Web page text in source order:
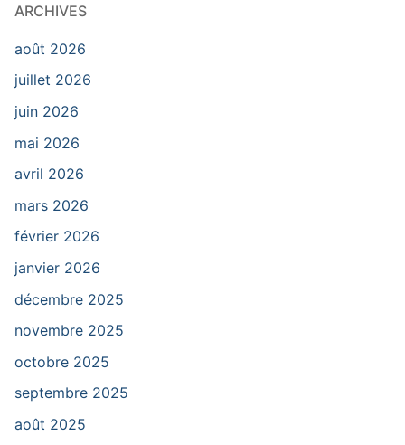
ARCHIVES
août 2026
juillet 2026
juin 2026
mai 2026
avril 2026
mars 2026
février 2026
janvier 2026
décembre 2025
novembre 2025
octobre 2025
septembre 2025
août 2025